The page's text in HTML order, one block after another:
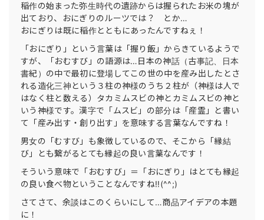
稲作の始まった弥生時代の遺跡からは握られたお米の塊が
出ており、おにぎりのルーツでは？ とか…
おにぎりは既に稲作とともにあったんですねぇ！
「おにぎり」という言葉は「握り飯」からきているようで
すが、「おむすび」の語源は…日本の神話（古事記、日本
書紀）の中で最初に登場してこの世の中を産み出したとさ
れる造化三神という３柱の神様のうち２柱が（神様は人で
はなく柱と数える）タカミムスビの神とカミムスビの神と
いう神様です。漢字で「ムスビ」の部分は「産霊」と書い
て「産み出す・創り出す」を意味する言葉なんですね！
男女の「むすび」も象徴しているので、そこから「縁結
び」とも繋がるとても縁起の良い言葉なんです！
そういう意味で「おむすび」＝「おにぎり」はとても縁起
の良い食べ物ということなんですね!!(^^;)
さてさて、余談はこのくらいにして…商品アイデアの本題
に！